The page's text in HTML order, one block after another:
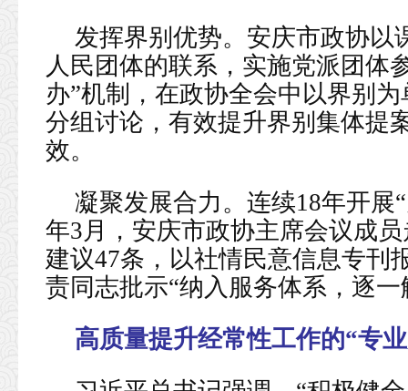
发挥界别优势。安庆市政协以
人民团体的联系，实施党派团体
办”机制，在政协全会中以界别
分组讨论，有效提升界别集体提
效。
凝聚发展合力。连续18年开展
年3月，安庆市政协主席会议成
建议47条，以社情民意信息专刊
责同志批示“纳入服务体系，逐
高质量提升经常性工作的“专